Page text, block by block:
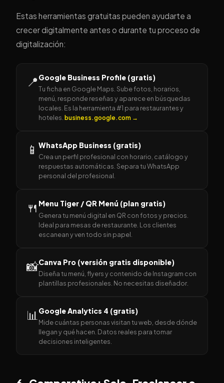
Estas herramientas gratuitas pueden ayudarte a
crecer digitalmente antes o durante tu proceso de
digitalización:
📍 Google Business Profile (gratis)
Tu ficha en Google Maps. Sube fotos, horarios,
menú, responde reseñas y aparece en búsquedas
locales. Es la herramienta #1 para restaurantes y
hoteles. business.google.com →
📱 WhatsApp Business (gratis)
Crea un perfil profesional con horario, catálogo y
respuestas automáticas. Separa tu WhatsApp
personal del profesional.
🍴 Menu Tiger / QR Menú (plan gratis)
Genera tu menú digital en QR con fotos y precios.
Ideal para mesas de restaurante. Los clientes
escanean y ven todo sin papel.
📸Canva Pro (versión gratis disponible)
Diseña tu menú, flyers y contenido de Instagram con
plantillas profesionales. No necesitas diseñador.
📊 Google Analytics 4 (gratis)
Mide cuántas personas visitan tu web, desde dónde
llegan y qué hacen. Datos reales para tomar
decisiones inteligentes.